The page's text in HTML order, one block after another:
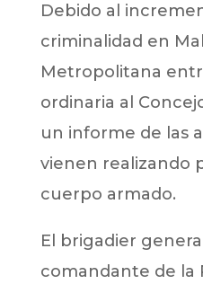
Debido al
criminalidad en
Metropolitana
ordinaria al
un informe de las
vienen realizando
cuerpo armado.
El brigadier
comandante de la